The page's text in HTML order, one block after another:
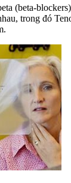
(beta-
trong đó